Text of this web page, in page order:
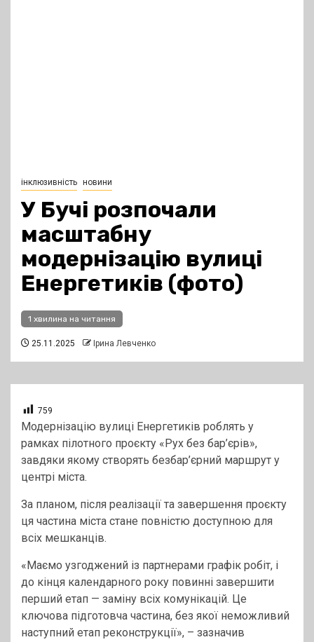
інклюзивність новини
У Бучі розпочали
масштабну
модернізацію вулиці
Енергетиків (фото)
1 хвилина на читання
25.11.2025 Ірина Левченко
759
Модернізацію вулиці Енергетиків роблять у
рамках пілотного проєкту «Рух без бар’єрів»,
завдяки якому створять безбар’єрний маршрут у
центрі міста.
За планом, після реалізації та завершення проєкту
ця частина міста стане повністю доступною для
всіх мешканців.
«Маємо узгоджений із партнерами графік робіт, і
до кінця календарного року повинні завершити
перший етап — заміну всіх комунікацій. Це
ключова підготовча частина, без якої неможливий
наступний етап реконструкції», – зазначив